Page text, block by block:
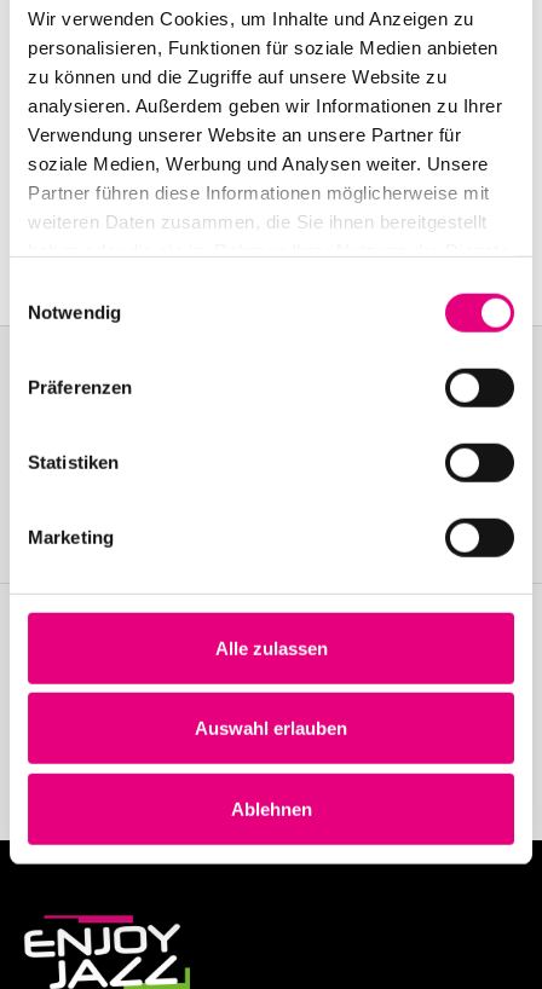
Wir verwenden Cookies, um Inhalte und Anzeigen zu
personalisieren, Funktionen für soziale Medien anbieten
zu können und die Zugriffe auf unsere Website zu
analysieren. Außerdem geben wir Informationen zu Ihrer
Verwendung unserer Website an unsere Partner für
soziale Medien, Werbung und Analysen weiter. Unsere
Partner führen diese Informationen möglicherweise mit
weiteren Daten zusammen, die Sie ihnen bereitgestellt
Notwendig
Präferenzen
Statistiken
Marketing
Alle zulassen
Auswahl erlauben
Ablehnen
End:October27, 1999 – 10:00 p.m.
Nationality: Germany
German-American Institute Heidelberg:
Sofienstraße12, Heidelberg
Event Series: Rickvan Bracken's Cool Cats
Join the Enjoy Jazz and receive exclusive information about the
Become a member
Stay up to date!